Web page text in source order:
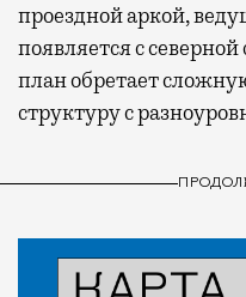
проездной аркой,
появляется с
план обретает
структуру с